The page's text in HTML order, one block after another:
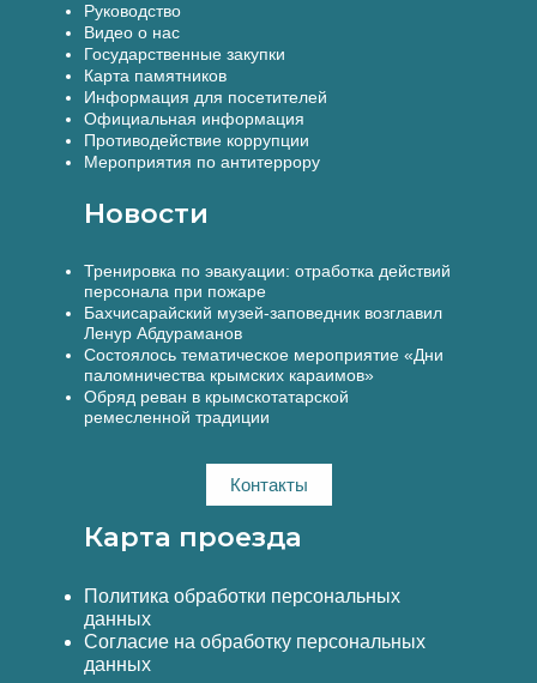
Руководство
Видео о нас
Государственные закупки
Карта памятников
Информация для посетителей
Официальная информация
Противодействие коррупции
Мероприятия по антитеррору
Новости
Тренировка по эвакуации: отработка действий
персонала при пожаре
Бахчисарайский музей-заповедник возглавил
Ленур Абдураманов
Состоялось тематическое мероприятие «Дни
паломничества крымских караимов»
Обряд реван в крымскотатарской
ремесленной традиции
Контакты
Карта проезда
Политика обработки персональных
данных
Согласие на обработку персональных
данных